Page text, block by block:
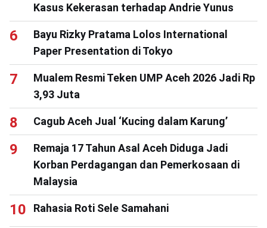
Kasus Kekerasan terhadap Andrie Yunus
Bayu Rizky Pratama Lolos International
Paper Presentation di Tokyo
Mualem Resmi Teken UMP Aceh 2026 Jadi Rp
3,93 Juta
Cagub Aceh Jual ‘Kucing dalam Karung’
Remaja 17 Tahun Asal Aceh Diduga Jadi
Korban Perdagangan dan Pemerkosaan di
Malaysia
Rahasia Roti Sele Samahani